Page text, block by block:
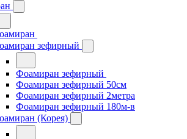
зефирный
Фоамиран зефирный
Фоамиран зефирный 50см
Фоамиран зефирный 2метра
Фоамиран зефирный 180м-в
(Корея)